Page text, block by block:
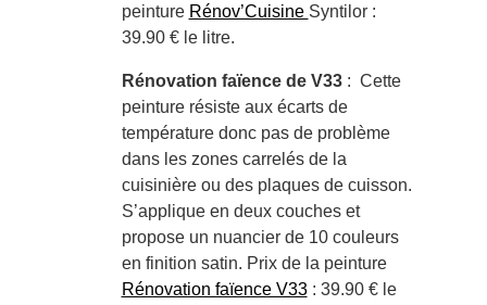
peinture Rénov’Cuisine Syntilor :
39.90 € le litre.
Rénovation faïence de V33: Cette
peinture résiste aux écarts de
température donc pas de problème
dans les zones carrelés de la
cuisinière ou des plaques de cuisson.
S’applique en deux couches et
propose un nuancier de 10 couleurs
en finition satin. Prix de la peinture
Rénovation faïence V33: 39.90 € le